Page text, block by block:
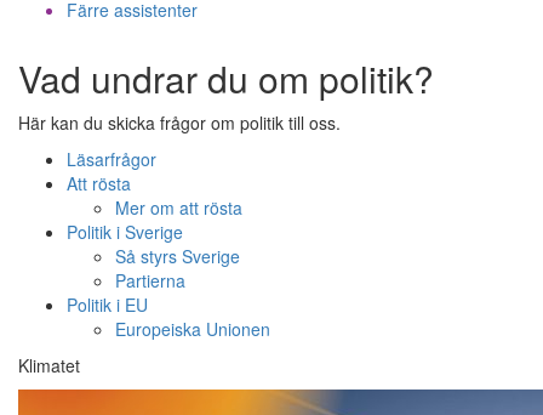
Färre assistenter
Vad undrar du om politik?
Här kan du skicka frågor om politik till oss.
Läsarfrågor
Att rösta
Mer om att rösta
Politik i Sverige
Så styrs Sverige
Partierna
Politik i EU
Europeiska Unionen
Klimatet